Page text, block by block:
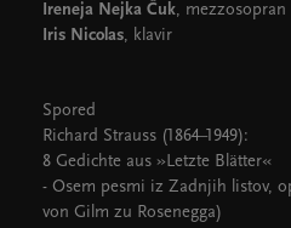
Ireneja Nejka Čuk, mezzosopran
Iris Nicolas, klavir
Spored
Richard Strauss (1864–1949):
8 Gedichte aus »Letzte Blätter«
- Osem pesmi iz Zadnjih listov,
von Gilm zu Rosenegga)